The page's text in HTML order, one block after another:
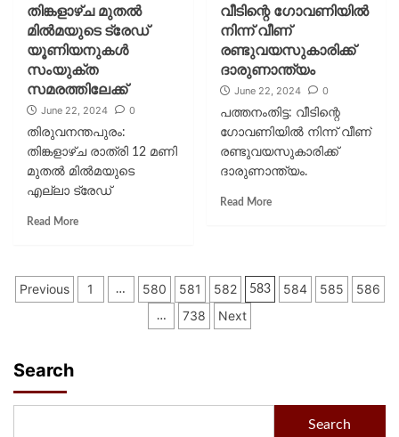
തിങ്കളാഴ്ച മുതൽ
മിൽമയുടെ ട്രേഡ്
യൂണിയനുകൾ
സംയുക്ത
സമരത്തിലേക്ക്
June 22, 2024
0
തിരുവനന്തപുരം:
തിങ്കളാഴ്ച രാത്രി 12 മണി
മുതൽ മിൽമയുടെ
എല്ലാ ട്രേഡ്
പരിഷ്ക്കരണം
ആവശ്യപ്പെട്ടാണ് സമരം.
Read More
വീടിന്റെ ഗോവണിയില്‍
നിന്ന് വീണ്
രണ്ടുവയസുകാരിക്ക്
ദാരുണാന്ത്യം
June 22, 2024
0
പത്തനംതിട്ട: വീടിന്റെ
ഗോവണിയില്‍ നിന്ന് വീണ്
രണ്ടുവയസുകാരിക്ക്
ദാരുണാന്ത്യം.
രാവിലെ...
Read More
Previous 1 … 580 581 582 583 584 585 586
… 738 Next
Search
Search